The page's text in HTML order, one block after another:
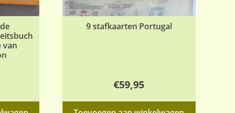
van
9 stafkaarten Portugal
€59,95